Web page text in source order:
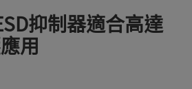
抑制器適合高達
用